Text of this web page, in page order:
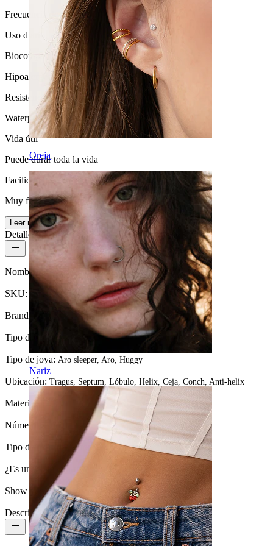
Oreja
Nariz
Frecuencia de uso
Uso diario
Biocompatibilidad
Hipoalergénica
Resistencia al agua
Waterproof
Vida útil
Puede durar toda la vida
Facilidad de uso
Muy fácil
Leer más
Detalles del producto
Nombre:Elegante aro facetado de titanio
SKU: Ring-200
Brand: Bodymod Trend
Tipo de cierre:
Tipo de joya: Aro sleeper, Aro, Huggy
Ubicación: Tragus, Septum, Lóbulo, Helix, Ceja, Conch, Anti-helix
Material:
Número de unidades:1
Tipo de revestimiento: Revestimiento de PVD
¿Es una joya con revestimiento?:
Show pair option:
Descripción